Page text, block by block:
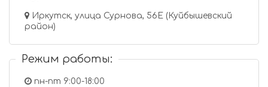
Иркутск, улица Сурнова, 56Е (Куйбышевский
район)
Режим работы:
пн-пт 9:00-18:00